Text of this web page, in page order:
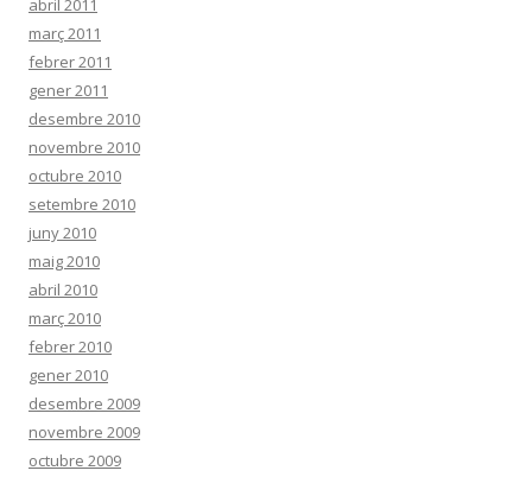
abril 2011
març 2011
febrer 2011
gener 2011
desembre 2010
novembre 2010
octubre 2010
setembre 2010
juny 2010
maig 2010
abril 2010
març 2010
febrer 2010
gener 2010
desembre 2009
novembre 2009
octubre 2009